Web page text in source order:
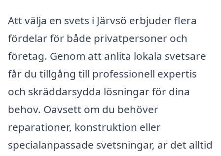
Att välja en svets i Järvsö erbjuder flera
fördelar för både privatpersoner och
företag. Genom att anlita lokala svetsare
får du tillgång till professionell expertis
och skräddarsydda lösningar för dina
behov. Oavsett om du behöver
reparationer, konstruktion eller
specialanpassade svetsningar, är det alltid